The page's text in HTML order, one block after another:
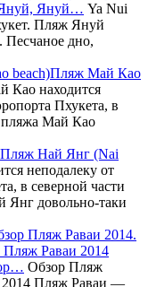
Януй, Януй… Ya Nui
Пляж Януй
Песчаное дно,
Пляж Май Као
Као находится
Пхукета, в
пляжа Май Као
Пляж Най Янг (Nai
неподалеку от
в северной части
Янг довольно-таки
Обзор Пляж
2014 Пляж Раваи —